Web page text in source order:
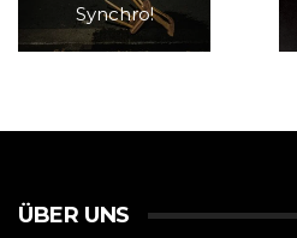
Synchro!
ÜBER UNS